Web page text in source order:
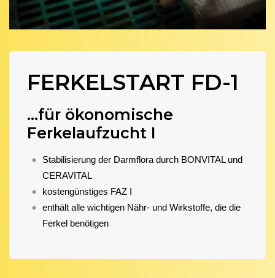
FERKELSTART FD-1
...für ökonomische
Ferkelaufzucht I
Stabilisierung der Darmflora durch BONVITAL und
CERAVITAL
kostengünstiges FAZ I
enthält alle wichtigen Nähr- und Wirkstoffe, die die
Ferkel benötigen